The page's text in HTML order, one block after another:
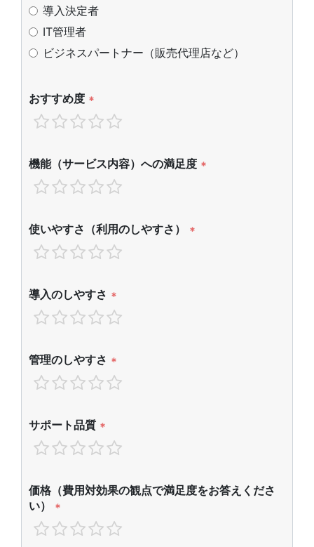
導入決定者
IT管理者
ビジネスパートナー（販売代理店など）
おすすめ度 *
機能（サービス内容）への満足度 *
使いやすさ（利用のしやすさ） *
導入のしやすさ *
管理のしやすさ *
サポート品質 *
価格（費用対効果の観点で満足度をお答えくださ
い）
*